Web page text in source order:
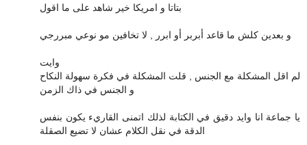
بتاتا و امريكا خير شاهد على ما اقول
و بعدين كلش ما قاعد أبربر أو ابرر , لا تخافين مو نوعي مبررجي
وايت
لم اقل المشكلة مع الجنس , قلت المشكلة في فكرة سهولة النكاح
و الجنس في ذاك الزمن
يا جماعة انا وايد دقيق في الكتابة لذلك اتمنى القاريء يكون بنفس
الدقة في نقل الكلام عشان لا تضيع الصقلة